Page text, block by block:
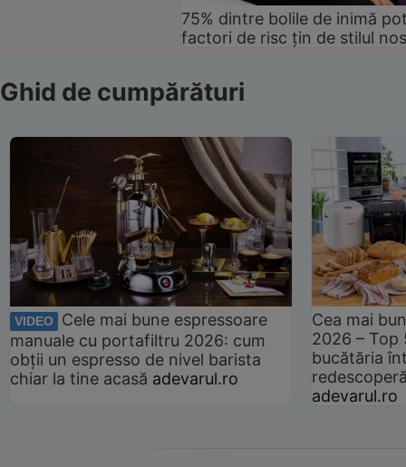
75% dintre bolile de inimă
factori de risc țin de stilul
Ghid de cumpărături
VIDEO
Cele mai bune espressoare
manuale cu portafiltru 2026: cum
obții un espresso de nivel barista
chiar la tine acasă adevarul.ro
Cea mai
2026 –
bucătăria
adevarul.ro